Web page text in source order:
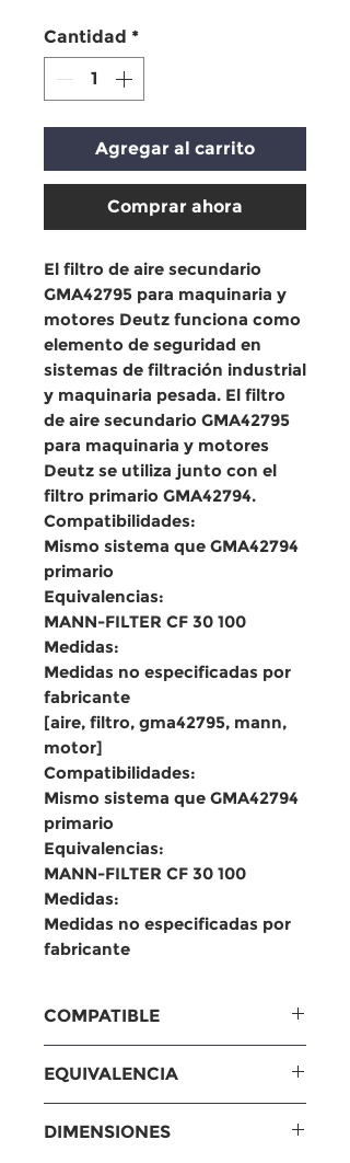
Cantidad *
Agregar al carrito
Comprar ahora
El filtro de aire secundario
GMA42795 para maquinaria y
motores Deutz funciona como
elemento de seguridad en
sistemas de filtración industrial
y maquinaria pesada. El filtro
de aire secundario GMA42795
para maquinaria y motores
Deutz se utiliza junto con el
filtro primario GMA42794.
Compatibilidades:
Mismo sistema que GMA42794
primario
Equivalencias:
MANN-FILTER CF 30 100
Medidas:
Medidas no especificadas por
fabricante
[aire, filtro, gma42795, mann,
motor]
Compatibilidades:
Mismo sistema que GMA42794
primario
Equivalencias:
MANN-FILTER CF 30 100
Medidas:
Medidas no especificadas por
fabricante
COMPATIBLE
sistema que GMA42794
primario
EQUIVALENCIA
CF 30 100
DIMENSIONES